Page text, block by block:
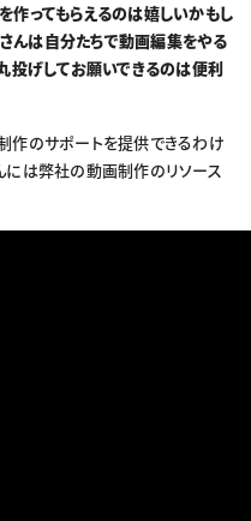
ってもらえるのは嬉しいかもし
んは自分たちで動画編集をやる
投げしてお願いできるのは便利
作のサポートを提供できるわけ
には弊社の動画制作のリソース